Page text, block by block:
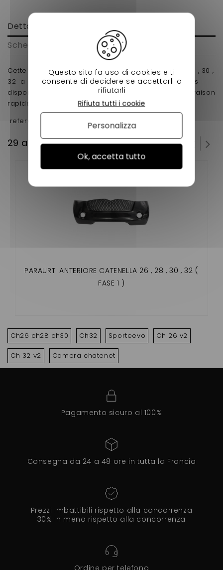
Dettagli
Scheda tecnica
Cette traverse support pare choc avant chatenet 26 , 30 ,
32 a petit prix et faite pour votre voiture sans permis
disponible chez nessycar votre magasin en ligne livraison
rapide sans prise de tête.
reference d'origine : 0126092
29 altri prodotti della stessa categoria:
PARAURTI ANTERIORE CATENELLA 26 , 28 , 30 , 32 (
FASE 1 )
Ch26 ch28 ch30 Ch32 Sporteevo Ch 26 v2
Ch 32 v2 Camera chatenet
Pagamento sicuro al 100%
Consegna da 24 a 48 ore in tutta la Francia
Prezzi imbattibili rispetto alla concorrenza
30% in meno rispetto alla concorrenza
Ordine per telefono
Questo sito fa uso di cookies e ti
consente di decidere se accettarli o
rifiutarli
Ok, accetta tutto
Rifiuta tutti i cookie
Personalizza